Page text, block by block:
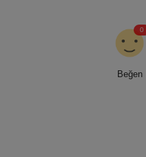
Beğen
0